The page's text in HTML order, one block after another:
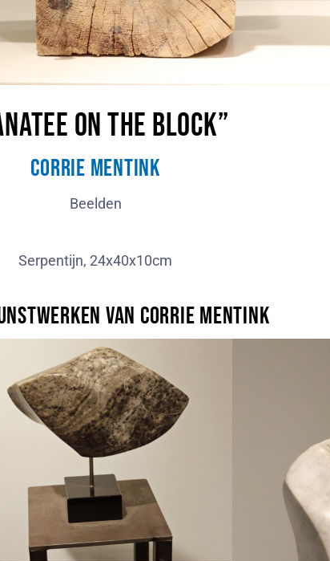
on the block”
Corrie Mentink
Beelden
Serpentijn, 24x40x10cm
van Corrie Mentink